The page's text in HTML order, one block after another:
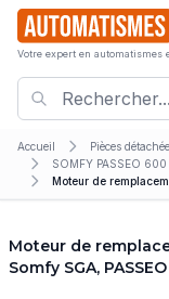
Votre expert en automatismes
Accueil Pièces
SOMFY PASSEO 600
Moteur de
Moteur de
Somfy SGA,